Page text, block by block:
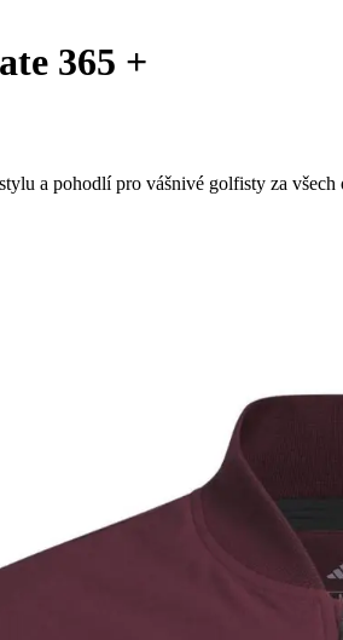
365 +
a pohodlí pro vášnivé golfisty za všech